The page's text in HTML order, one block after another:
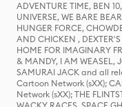
ADVENTURE TIME, BEN
UNIVERSE, WE BARE
HUNGER FORCE,
AND CHICKEN ,
HOME FOR IMAGINARY
& MANDY, I AM WEASEL,
SAMURAI JACK and all
Cartoon Network (sXX);
Network (sXX); THE